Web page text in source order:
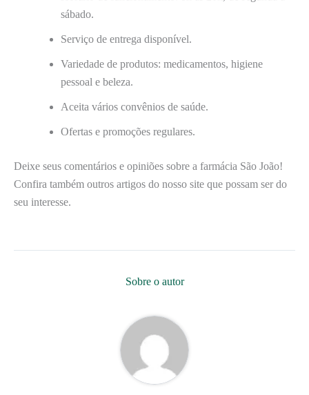
sábado.
Serviço de entrega disponível.
Variedade de produtos: medicamentos, higiene
pessoal e beleza.
Aceita vários convênios de saúde.
Ofertas e promoções regulares.
Deixe seus comentários e opiniões sobre a farmácia São João!
Confira também outros artigos do nosso site que possam ser do
seu interesse.
Sobre o autor